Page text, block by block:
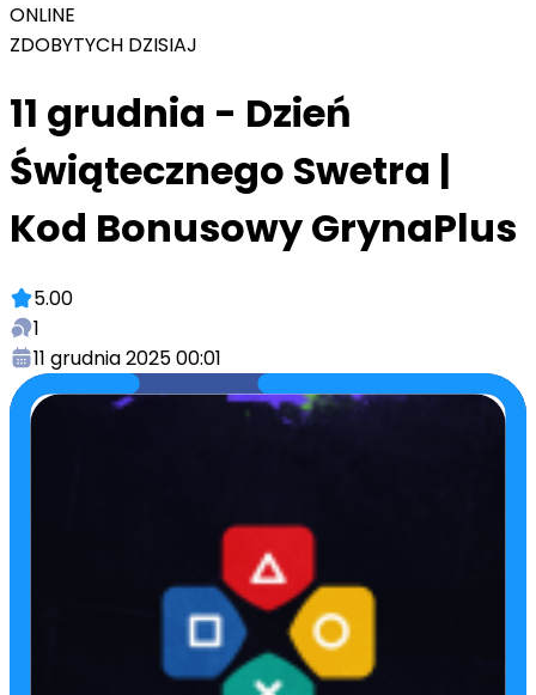
ONLINE
ZDOBYTYCH DZISIAJ
11 grudnia - Dzień
Świątecznego Swetra |
Kod Bonusowy GrynaPlus
5.00
1
11 grudnia 2025 00:01